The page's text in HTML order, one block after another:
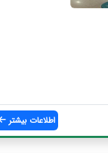
اطلاعات بیشتر